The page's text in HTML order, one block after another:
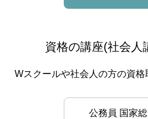
資格の講座(社会人
Wスクールや社会人の方の資格
公務員 国家